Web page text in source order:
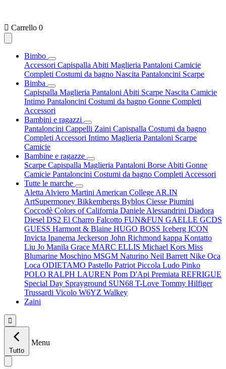
 Carrello 0
Bimbo
Accessori Capispalla Abiti Maglieria Pantaloni Camicie
Completi Costumi da bagno Nascita Pantaloncini Scarpe
Bimba
Capispalla Maglieria Pantaloni Abiti Scarpe Nascita Camicie
Intimo Pantaloncini Costumi da bagno Gonne Completi
Accessori
Bambini e ragazzi
Pantaloncini Cappelli Zaini Capispalla Costumi da bagno
Completi Accessori Intimo Maglieria Pantaloni Scarpe
Camicie
Bambine e ragazze
Scarpe Capispalla Maglieria Pantaloni Borse Abiti Gonne
Camicie Pantaloncini Costumi da bagno Completi Accessori
Tutte le marche
Aletta Alviero Martini American College AR.IN
ArtSupermoney Bikkembergs Byblos Ciesse Piumini
Coccodè Colors of California Daniele Alessandrini Diadora
Diesel DS2 El Charro Falcotto FUN&FUN GAELLE GCDS
GUESS Harmont & Blaine HUGO BOSS Iceberg ICON
Invicta Ipanema Jeckerson John Richmond kappa Kontatto
Liu Jo Manila Grace MARC ELLIS Michael Kors Miss
Blumarine Moschino MSGM Naturino Neil Barrett Nike Oca
Loca ODIETAMO Pastello Patriot Piccola Ludo Pinko
POLO RALPH LAUREN Pom D'Api Premiata REFRIGUE
Special Day Sprayground SUN68 T-Love Tommy Hilfiger
Trussardi Vicolo W6YZ Walkey
Zaini

Tutto
Menu